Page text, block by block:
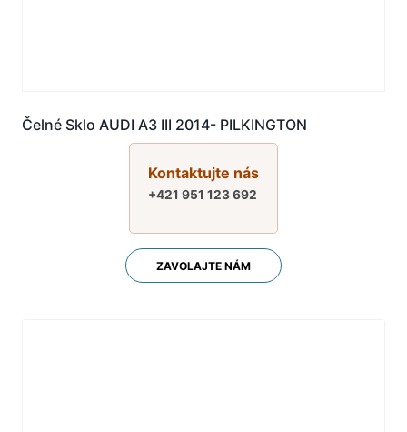
Čelné Sklo AUDI A3 III 2014- PILKINGTON
Kontaktujte nás
+421 951 123 692
ZAVOLAJTE NÁM